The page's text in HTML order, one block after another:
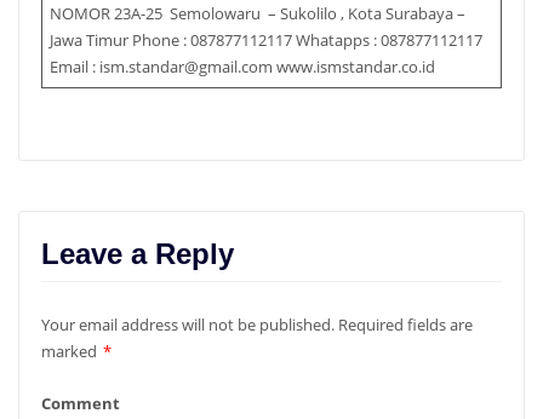
NOMOR 23A-25 Semolowaru – Sukolilo , Kota Surabaya –
Jawa Timur Phone : 087877112117 Whatapps : 087877112117
Email : ism.standar@gmail.com www.ismstandar.co.id
Leave a Reply
Your email address will not be published. Required fields are
marked *
Comment